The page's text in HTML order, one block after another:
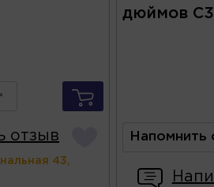
отзыв
43,
дюймов C3
Напомнить